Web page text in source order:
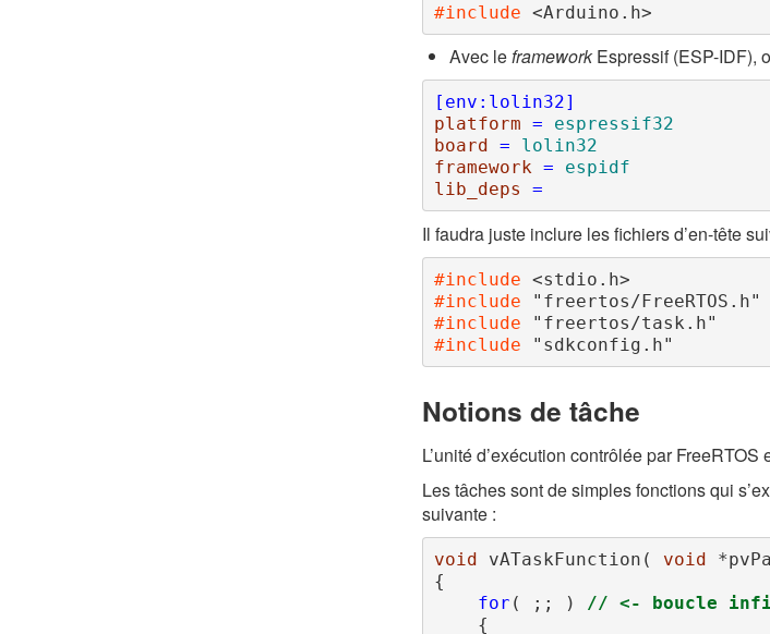
#include <Arduino.h>
Avec leframeworkEspressif (ESP-IDF),
[env:lolin32]
platform = espressif32
board = lolin32
framework = espidf
lib_deps =
Il faudra juste inclure les fichiers d’en-tête
#include <stdio.h>
#include
"freertos/FreeRTOS.h"
#include
"freertos/task.h"
#include
"sdkconfig.h"
Notions de tâche
L’unité d’exécution contrôlée par FreeRTOS
Les tâches sont de simples fonctions qui
suivante :
void vATaskFunction( void
{
for ( ;; )
// <- boucle